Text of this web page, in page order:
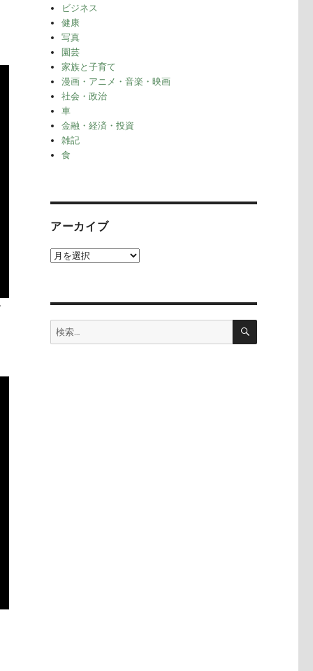
ビジネス
健康
写真
園芸
家族と子育て
漫画・アニメ・音楽・映画
社会・政治
車
金融・経済・投資
雑記
食
アーカイブ
ア
検
索:
検